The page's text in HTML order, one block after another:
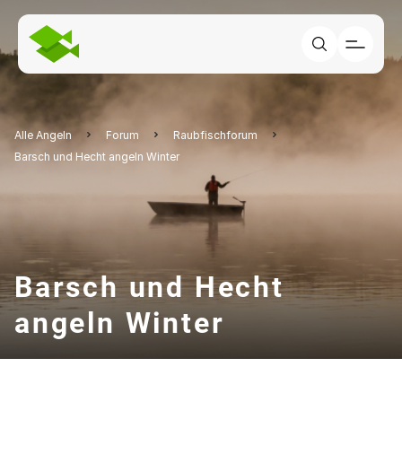
Alle Angeln Forum
Raubfischforum
Barsch und Hecht angeln Winter
Barsch und Hecht
angeln Winter